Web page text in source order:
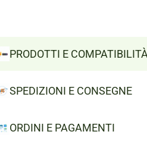
PRODOTTI E COMPATIBILITÀ
SPEDIZIONI E CONSEGNE
ORDINI E PAGAMENTI